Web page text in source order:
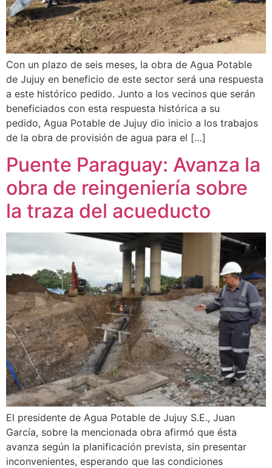
Con un plazo de seis meses, la obra de Agua Potable
de Jujuy en beneficio de este sector será una respuesta
a este histórico pedido. Junto a los vecinos que serán
beneficiados con esta respuesta histórica a su
pedido, Agua Potable de Jujuy dio inicio a los trabajos
de la obra de provisión de agua para el […]
Puente Paraguay: Avanza la
obra de reingeniería sobre
la traza del acueducto
El presidente de Agua Potable de Jujuy S.E., Juan
García, sobre la mencionada obra afirmó que ésta
avanza según la planificación prevista, sin presentar
inconvenientes, esperando que las condiciones